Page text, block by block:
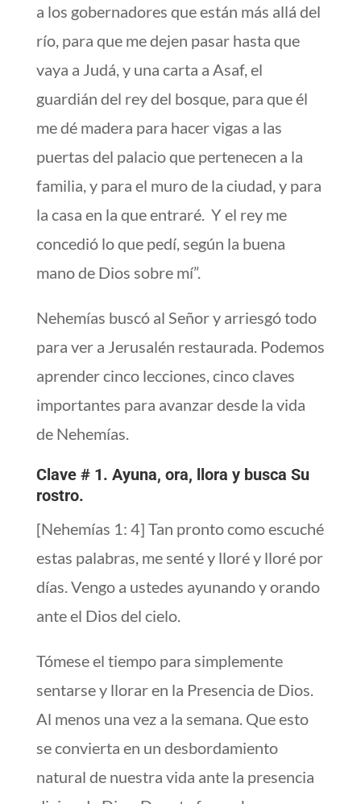
a los gobernadores que están más allá del
río, para que me dejen pasar hasta que
vaya a Judá, y una carta a Asaf, el
guardián del rey del bosque, para que él
me dé madera para hacer vigas a las
puertas del palacio que pertenecen a la
familia, y para el muro de la ciudad, y para
la casa en la que entraré. Y el rey me
concedió lo que pedí, según la buena
mano de Dios sobre mí”.
Nehemías buscó al Señor y arriesgó todo
para ver a Jerusalén restaurada. Podemos
aprender cinco lecciones, cinco claves
importantes para avanzar desde la vida
de Nehemías.
Clave # 1. Ayuna, ora, llora y busca Su
rostro.
[Nehemías 1: 4] Tan pronto como escuché
estas palabras, me senté y lloré y lloré por
días. Vengo a ustedes ayunando y orando
ante el Dios del cielo.
Tómese el tiempo para simplemente
sentarse y llorar en la Presencia de Dios.
Al menos una vez a la semana. Que esto
se convierta en un desbordamiento
natural de nuestra vida ante la presencia